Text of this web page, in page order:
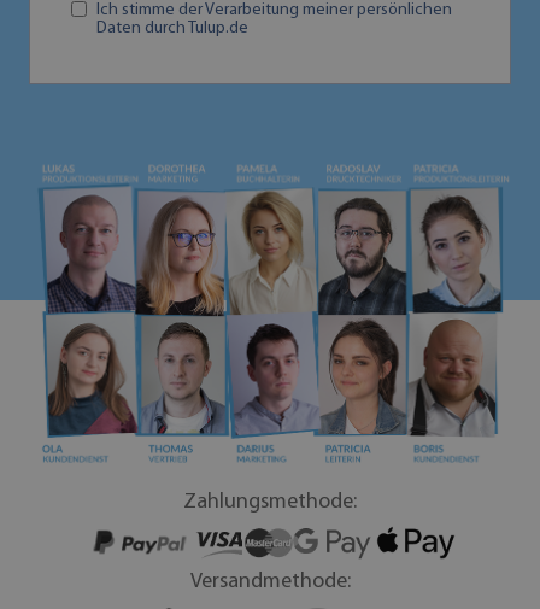
Ich stimme der Verarbeitung meiner persönlichen
Daten durch Tulup.de
Zahlungsmethode:
Versandmethode: